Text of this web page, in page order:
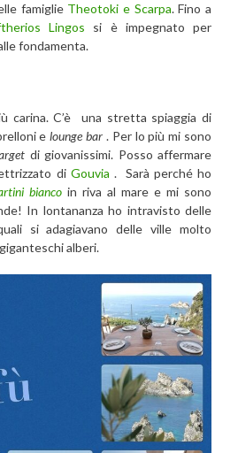
famiglie Theotoki e Scarpa. Fino a
Lingos si è impegnato per
fondamenta.
carina. C’è una stretta spiaggia di
elounge bar . Per lo più mi sono
di giovanissimi. Posso affermare
di Gouvia . Sarà perché ho
bianco in riva al mare e mi sono
In lontananza ho intravisto delle
si adagiavano delle ville molto
alberi.